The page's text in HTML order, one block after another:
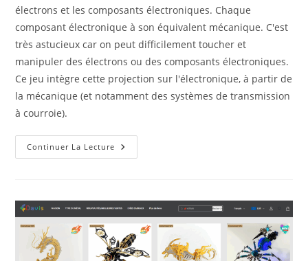
électrons et les composants électroniques. Chaque
composant électronique à son équivalent mécanique. C'est
très astucieux car on peut difficilement toucher et
manipuler des électrons ou des composants électroniques.
Ce jeu intègre cette projection sur l'électronique, à partir de
la mécanique (et notamment des systèmes de transmission
à courroie).
Continuer La Lecture SpinTronics
–
Construction
Mécanique
Pour
Apprendre
L’électronique